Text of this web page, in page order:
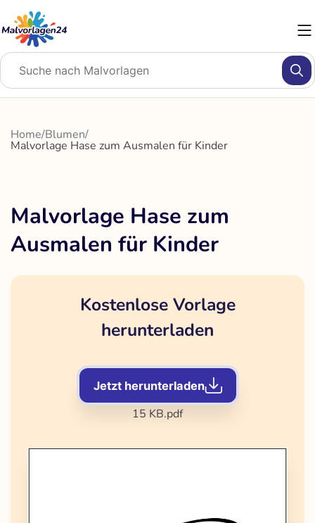
Inhalt
springen
Home/Blumen/
Malvorlage Hase zum Ausmalen für Kinder
Malvorlage Hase zum
Ausmalen für Kinder
Kostenlose Vorlage
herunterladen
Jetzt herunterladen
15 KB.pdf